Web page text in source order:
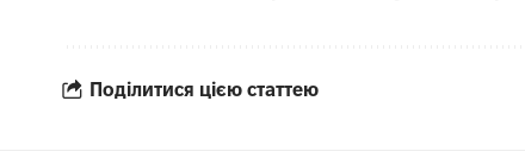
Поділитися цією статтею